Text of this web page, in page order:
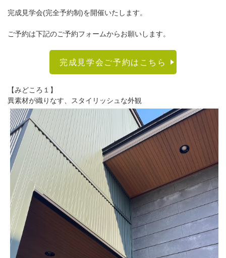
完成見学会(完全予約制)を開催いたします。
ご予約は下記のご予約フォームからお願いします。
完成見学会ご予約はこちら
【みどころ１】
異素材が織りなす、スタイリッシュな外観